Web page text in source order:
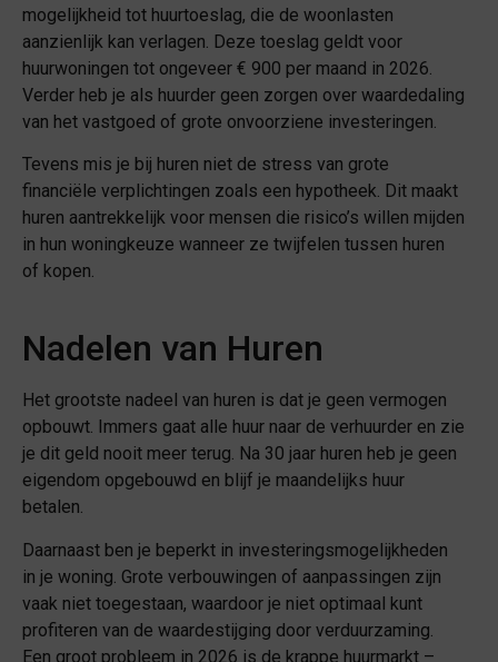
mogelijkheid tot huurtoeslag, die de woonlasten
aanzienlijk kan verlagen. Deze toeslag geldt voor
huurwoningen tot ongeveer € 900 per maand in 2026.
Verder heb je als huurder geen zorgen over waardedaling
van het vastgoed of grote onvoorziene investeringen.
Tevens mis je bij huren niet de stress van grote
financiële verplichtingen zoals een hypotheek. Dit maakt
huren aantrekkelijk voor mensen die risico’s willen mijden
in hun woningkeuze wanneer ze twijfelen tussen huren
of kopen.
Nadelen van Huren
Het grootste nadeel van huren is dat je geen vermogen
opbouwt. Immers gaat alle huur naar de verhuurder en zie
je dit geld nooit meer terug. Na 30 jaar huren heb je geen
eigendom opgebouwd en blijf je maandelijks huur
betalen.
Daarnaast ben je beperkt in investeringsmogelijkheden
in je woning. Grote verbouwingen of aanpassingen zijn
vaak niet toegestaan, waardoor je niet optimaal kunt
profiteren van de waardestijging door verduurzaming.
Een groot probleem in 2026 is de krappe huurmarkt –